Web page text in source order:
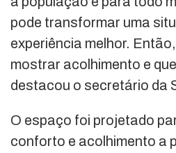
pode transformar uma
experiência melhor.
mostrar acolhimento e
destacou o secretário da
O espaço foi projetado
conforto e acolhimento a